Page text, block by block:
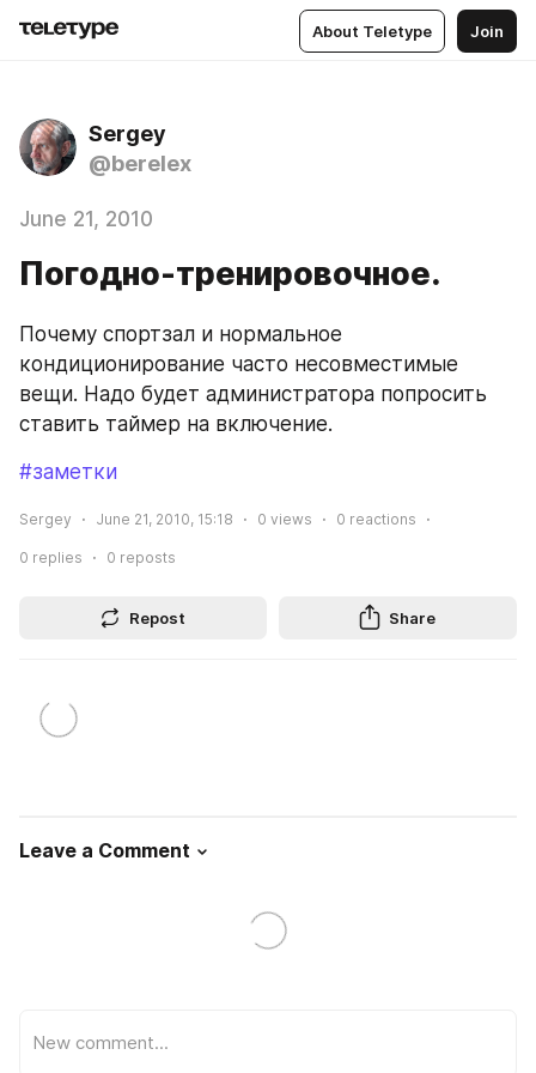
About Teletype Join
Sergey
@berelex
June 21, 2010
Погодно-тренировочное.
Почему спортзал и нормальное
кондиционирование часто несовместимые
вещи. Надо будет администратора попросить
ставить таймер на включение.
#заметки
Sergey June 21, 2010, 15:18 0 views 0 reactions
0 replies 0 reposts
Repost Share
Leave a Comment